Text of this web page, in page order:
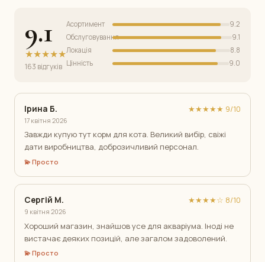
9.1
★★★★★
163 відгуків
Асортимент
9.2
Обслуговування
9.1
Локація
8.8
Цінність
9.0
Ірина Б.
17 квітня 2026
★★★★★ 9/10
Завжди купую тут корм для кота. Великий вибір, свіжі
дати виробництва, доброзичливий персонал.
💫 Просто
Сергій М.
9 квітня 2026
★★★★☆ 8/10
Хороший магазин, знайшов усе для акваріума. Іноді не
вистачає деяких позицій, але загалом задоволений.
💫 Просто